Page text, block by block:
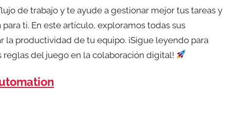
de trabajo y te ayude a gestionar mejor tus tareas y
ti. En este artículo, exploramos todas sus
productividad de tu equipo. ¡Sigue leyendo para
reglas del juego en la colaboración digital!